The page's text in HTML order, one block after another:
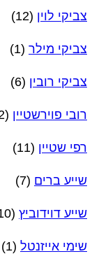
צביקי לוין (12)
צביקי מילר (1)
צביקי רובין (6)
רובי פוירשטיין (2)
רפי שטיין (11)
שייע ברים (7)
שייע דוידוביץ (10)
שימי אייזנטל (1)